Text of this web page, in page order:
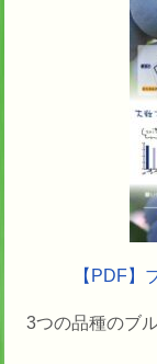
【PDF】
3つの品種のブ